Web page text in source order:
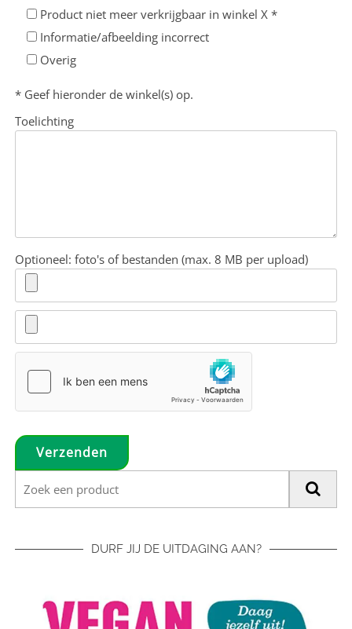
Product niet meer verkrijgbaar in winkel X *
Informatie/afbeelding incorrect
Overig
* Geef hieronder de winkel(s) op.
Toelichting
Optioneel: foto's of bestanden (max. 8 MB per upload)
DURF JIJ DE UITDAGING AAN?